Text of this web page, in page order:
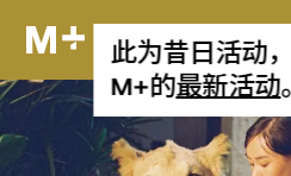
此为昔日活动
M+的最新活动。